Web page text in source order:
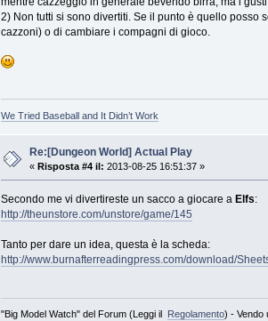
2) Non tutti si sono divertiti. Se il punto è quello posso
cazzoni) o di cambiare i compagni di gioco.
We Tried Baseball and It Didn’t Work
Re:[Dungeon World] Actual Play
«Risposta #4 il: 2013-08-25 16:51:37 »
Secondo me vi divertireste un sacco a giocare a Elfs:
http://theunstore.com/unstore/game/145
Tanto per dare un idea, questa è la scheda:
http://www.burnafterreadingpress.com/download/
"Big Model Watch" del Forum (Leggi il Regolamento) - Vendo